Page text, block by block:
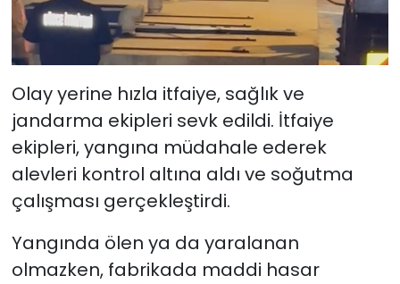
Olay yerine hızla itfaiye, sağlık ve
jandarma ekipleri sevk edildi. İtfaiye
ekipleri, yangına müdahale ederek
alevleri kontrol altına aldı ve soğutma
çalışması gerçekleştirdi.
Yangında ölen ya da yaralanan
olmazken, fabrikada maddi hasar